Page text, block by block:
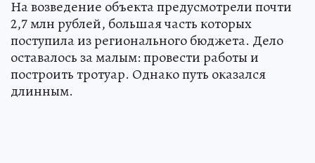
На возведение объекта предусмотрели почти
2,7 млн рублей, большая часть которых
поступила из регионального бюджета. Дело
оставалось за малым: провести работы и
построить тротуар. Однако путь оказался
длинным.